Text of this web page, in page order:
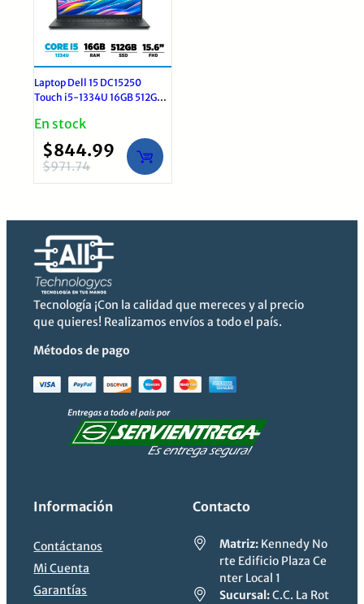
Laptop Dell 15 DC15250
Touch i5-1334U 16GB 512GB
Pro
En stock
$971.74
original
era:
$971.74.
$844.99
actual
es:
$844.99.
Tecnología ¡Con la calidad que mereces y al precio
que quieres! Realizamos envíos a todo el país.
Métodos de pago
Información
Contáctanos
Mi Cuenta
Garantías
Contacto
Matriz: Kennedy No
rte Edificio Plaza Ce
nter Local 1
Sucursal:C.C. La Rot